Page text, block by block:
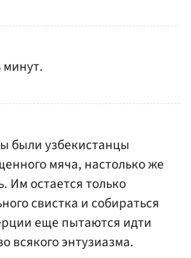
были узбекистанцы
мяча, настолько же
Им остается только
свистка и собираться
еще пытаются идти
всякого энтузиазма.